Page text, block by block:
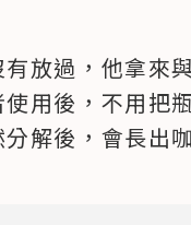
放過，他拿來
用後，不用把
解後，會長出